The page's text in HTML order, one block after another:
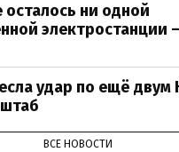
осталось ни одной
электростанции –
удар по ещё двум
ВСЕ НОВОСТИ